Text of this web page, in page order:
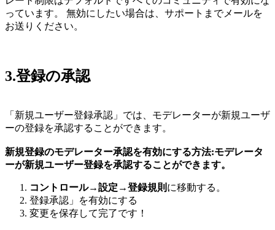
っています。 無効にしたい場合は、サポートまでメールを
お送りください。
3.登録の承認
「新規ユーザー登録承認」では、モデレーターが新規ユーザ
ーの登録を承認することができます。
新規登録のモデレーター承認を有効にする方法:モデレータ
ーが新規ユーザー登録を承認することができます。
コントロール→設定 →登録規則 に移動する。
登録承認」を有効にする
変更を保存して完了です！